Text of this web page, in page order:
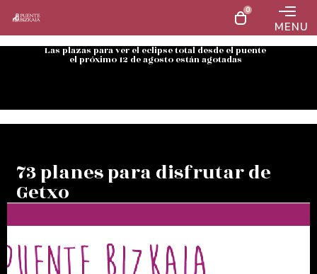
0
MENU
Las plazas para ver el eclipse total desde el puente
el próximo 12 de agosto están agotadas
73 planes para disfrutar de
Getxo